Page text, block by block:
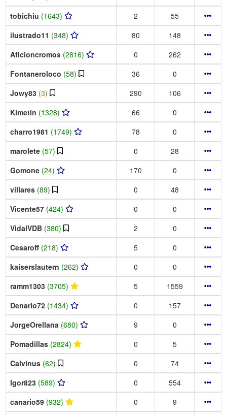
tobichiu (1643) 2
55
ilustrado11 (348) 80
148
Aficioncromos (2816) 0
262
Fontaneroloco (58) 36
0
Jowy83 (3) 290
106
Kimetin (1328) 66
0
charro1981 (1749) 78
0
marolete (57) 0
28
Gomone (24) 170
0
villares (89) 0
48
Vicente57 (424) 0
0
VidalVDB (380) 2
0
Cesaroff (218) 5
0
kaiserslautern (262) 0
0
ramm1303 (3705) 5
1559
Denario72 (1434) 0
157
JorgeOrellana (680) 9
0
Pomadillas (2824) 0
5
Calvinus (62) 0
74
Igor823 (589) 0
554
canario59 (932) 0
9